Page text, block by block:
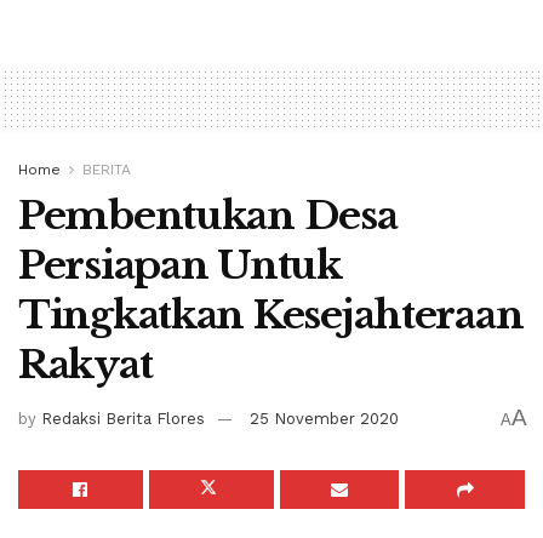
Home BERITA
Pembentukan Desa
Persiapan Untuk
Tingkatkan Kesejahteraan
Rakyat
by Redaksi Berita Flores 25 November 2020 AA